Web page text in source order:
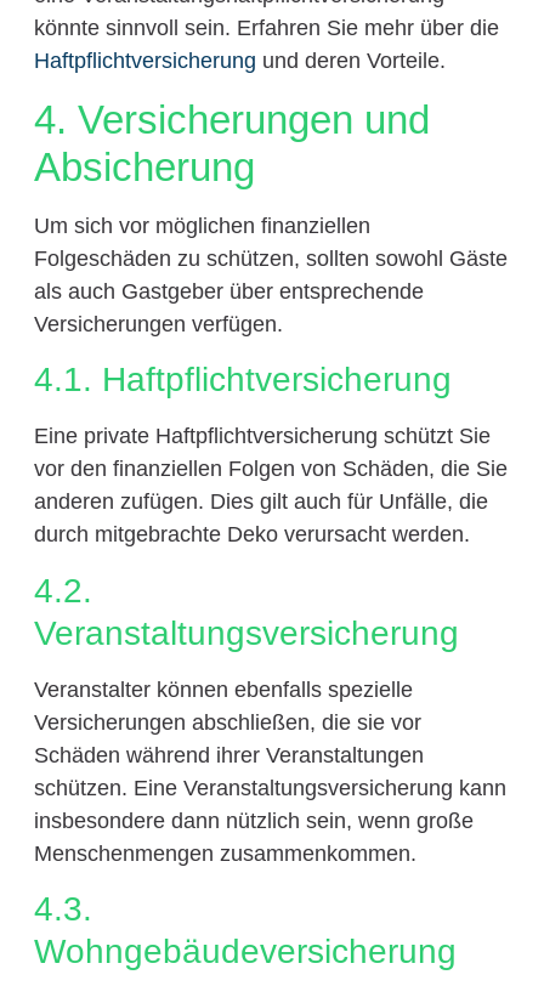
könnte sinnvoll sein. Erfahren Sie mehr über die
Haftpflichtversicherung und deren Vorteile.
4. Versicherungen und
Absicherung
Um sich vor möglichen finanziellen
Folgeschäden zu schützen, sollten sowohl Gäste
als auch Gastgeber über entsprechende
Versicherungen verfügen.
4.1. Haftpflichtversicherung
Eine private Haftpflichtversicherung schützt Sie
vor den finanziellen Folgen von Schäden, die Sie
anderen zufügen. Dies gilt auch für Unfälle, die
durch mitgebrachte Deko verursacht werden.
4.2.
Veranstaltungsversicherung
Veranstalter können ebenfalls spezielle
Versicherungen abschließen, die sie vor
Schäden während ihrer Veranstaltungen
schützen. Eine Veranstaltungsversicherung kann
insbesondere dann nützlich sein, wenn große
Menschenmengen zusammenkommen.
4.3.
Wohngebäudeversicherung